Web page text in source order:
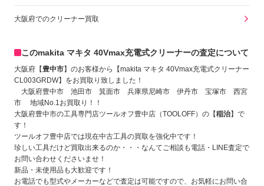
大阪府でのクリーナー買取
このmakita マキタ 40Vmax充電式クリーナーの査定について
大阪府【豊中市】のお客様から【makita マキタ 40Vmax充電式クリーナー
CL003GRDW】をお買取り致しました！
大阪府豊中市 池田市 箕面市 兵庫県尼崎市 伊丹市 宝塚市 西宮
市 地域No.1お買取り！！
大阪府豊中市の工具専門店ツールオフ豊中店（TOOLOFF）の【稲治】で
す！
ツールオフ豊中店では現在中古工具の買取を強化中です！
珍しい工具だけど買取出来るのか・・・なんてご相談も電話・LINE査定で
お問い合わせくださいませ！
新品・未使用品も大歓迎です！
お電話でも型式やメーカーなどで査定は可能ですので、お気軽にお問い合